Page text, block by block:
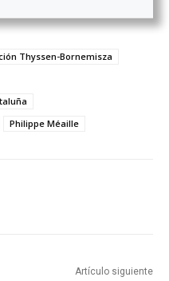
Thyssen-Bornemisza
Philippe Méaille
Artículo siguiente